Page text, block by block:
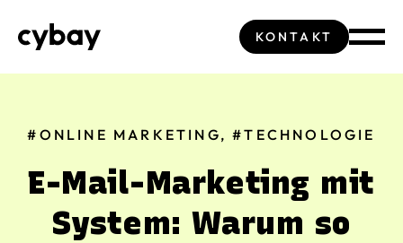
KONTAKT
#ONLINE MARKETING,#TECHNOLOGIE
E-Mail-Marketing mit
System: Warum so